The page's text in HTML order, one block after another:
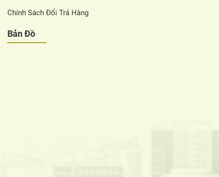
Chính Sách Đổi Trả Hàng
Bản Đồ